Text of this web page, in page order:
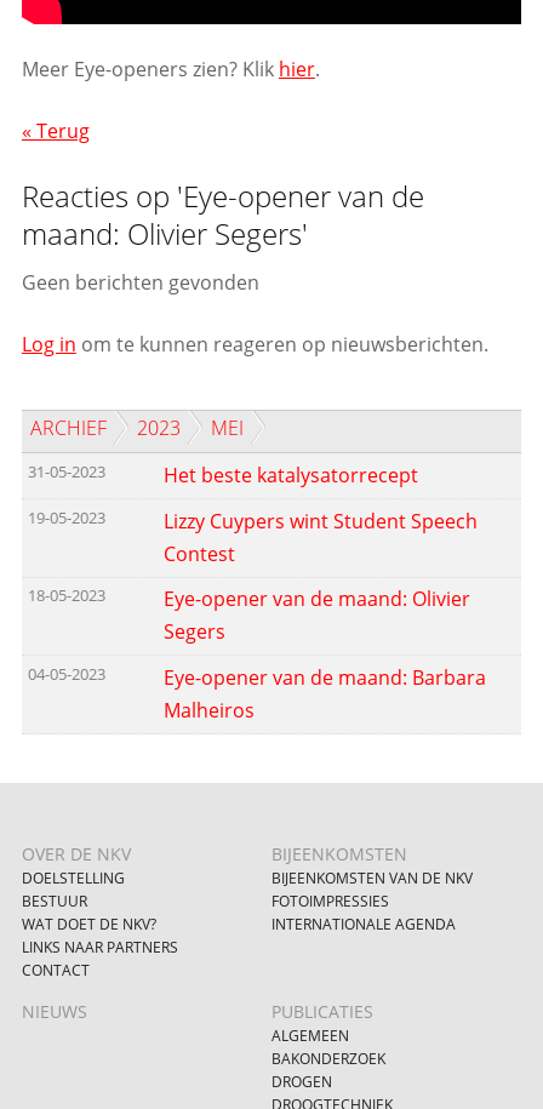
Meer Eye-openers zien? Klik hier.
« Terug
Reacties op 'Eye-opener van de
maand: Olivier Segers'
Geen berichten gevonden
Log in om te kunnen reageren op nieuwsberichten.
ARCHIEF 2023 MEI
31-05-2023 Het beste katalysatorrecept
19-05-2023
Lizzy Cuypers wint Student Speech
Contest
18-05-2023
Eye-opener van de maand: Olivier
Segers
04-05-2023
Eye-opener van de maand: Barbara
Malheiros
OVER DE NKV
DOELSTELLING
BESTUUR
WAT DOET DE NKV?
LINKS NAAR PARTNERS
CONTACT
BIJEENKOMSTEN
BIJEENKOMSTEN VAN DE NKV
FOTOIMPRESSIES
INTERNATIONALE AGENDA
NIEUWS PUBLICATIES
ALGEMEEN
BAKONDERZOEK
DROGEN
DROOGTECHNIEK